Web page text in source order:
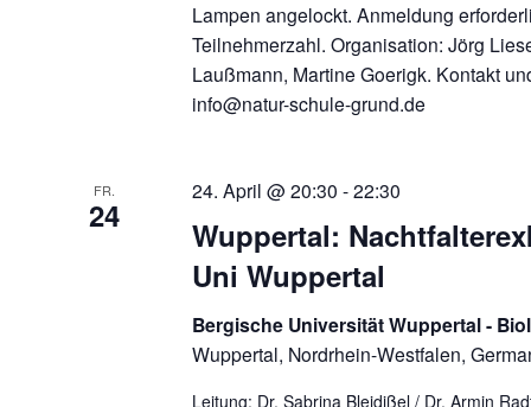
Lampen angelockt. Anmeldung
Teilnehmerzahl. Organisation: Jörg
Laußmann, Martine Goerigk. Kontakt
info@natur-schule-grund.de
FR.
24
Wuppertal:
Uni Wuppertal
24. April @ 20:30 -22:30
Bergische Universität Wuppertal -
Wuppertal, Nordrhein-Westfalen,
Leitung: Dr. Sabrina Bleidißel / Dr.